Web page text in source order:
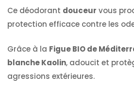
Ce déodorant douceur vous
protection efficace contre les
Grâce à la Figue BIO de
blanche Kaolin, adoucit et
agressions extérieures.